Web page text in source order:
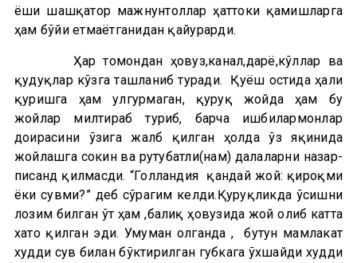
ёши шашқатор мажнунтоллар ҳаттоки қамишларга
ҳам бўйи етмаётганидан қайғурарди.
Ҳар томондан ҳовуз,канал,дарё,кўллар ва
қудуқлар кўзга ташланиб туради. Қуёш остида ҳали
қуришга ҳам улгурмаган, қуруқ жойда ҳам бу
жойлар милтираб туриб, барча ишбилармонлар
доирасини ўзига жалб қилган ҳолда ўз яқинида
жойлашга сокин ва рутубатли(нам) далаларни назар-
писанд қилмасди. “Голландия қандай жой: қирғоқми
ёки сувми?” деб сўрагим келди.Қуруқликда ўсишни
лозим билган ўт ҳам ,балиқ ҳовузида жой олиб катта
хато қилган эди. Умуман олганда , бутун мамлакат
худди сув билан бўктирилган губкага ўхшайди худди